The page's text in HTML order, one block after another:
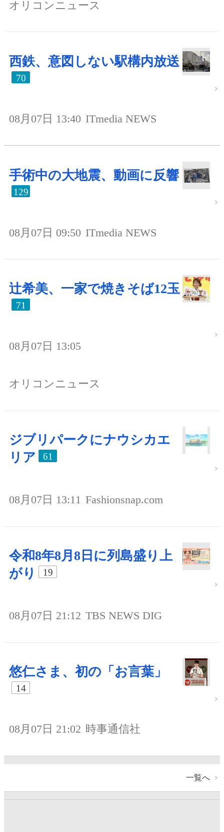
オリコンニュース
西鉄、意図しない駅構内放送
70
08月07日 13:40 ITmedia NEWS
手術中の大地震、動画に反響
129
08月07日 09:50 ITmedia NEWS
辻希美、一家で焼きそば12玉
71
08月07日 13:05
オリコンニュース
ジブリパークにナウシカエ
リア
61
08月07日 13:11 Fashionsnap.com
令和8年8月8日に列島盛り上
がり
19
08月07日 21:12 TBS NEWS DIG
悠仁さま、初の「お言葉」
14
08月07日 21:02 時事通信社
一覧へ